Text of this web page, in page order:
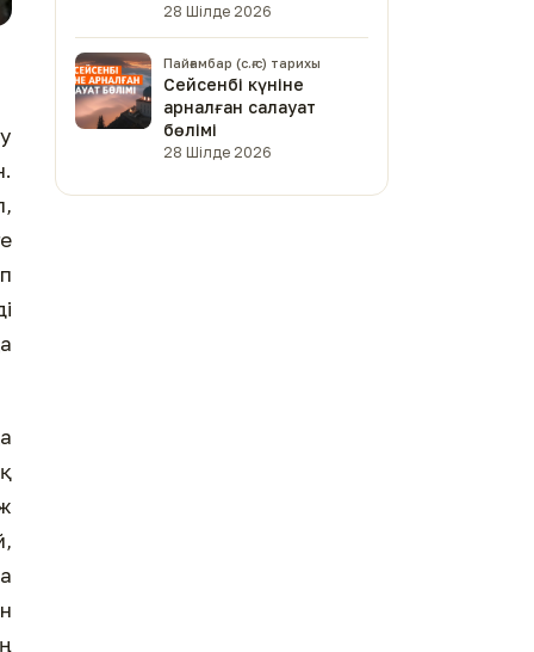
28 Шілде 2026
Пайғамбар (с.ғ.с) тарихы
Сейсенбі күніне
арналған салауат
бөлімі
28 Шілде 2026